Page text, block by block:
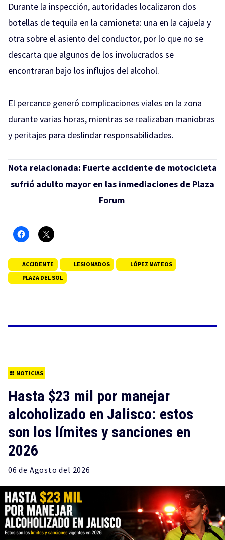
Durante la inspección, autoridades localizaron dos
botellas de tequila en la camioneta: una en la cajuela y
otra sobre el asiento del conductor, por lo que no se
descarta que algunos de los involucrados se
encontraran bajo los influjos del alcohol.
El percance generó complicaciones viales en la zona
durante varias horas, mientras se realizaban maniobras
y peritajes para deslindar responsabilidades.
Nota relacionada: Fuerte accidente de motocicleta
sufrió adulto mayor en las inmediaciones de Plaza
Forum
ACCIDENTE LESIONADOS
LÓPEZ MATEOS
PLAZA DEL SOL
NOTICIAS
Hasta $23 mil por manejar
alcoholizado en Jalisco: estos
son los límites y sanciones en
2026
06 de Agosto del 2026